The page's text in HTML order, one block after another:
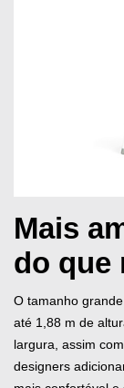
Mais
do que
O tamanho
até 1,88 m de
largura, assim
designers